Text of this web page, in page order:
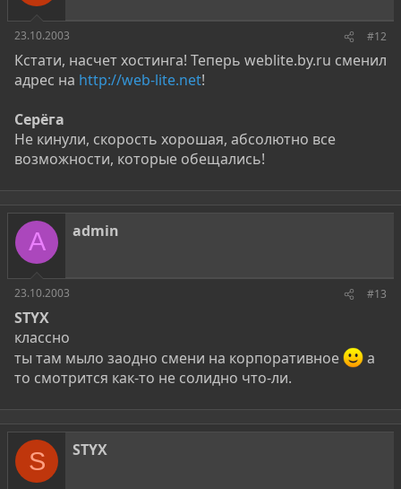
23.10.2003 #12
Кстати, насчет хостинга! Теперь weblite.by.ru сменил
адрес на http://web-lite.net!
Серёга
Не кинули, скорость хорошая, абсолютно все
возможности, которые обещались!
A admin
23.10.2003 #13
STYX
классно
ты там мыло заодно смени на корпоративное
а
то смотрится как-то не солидно что-ли.
S STYX